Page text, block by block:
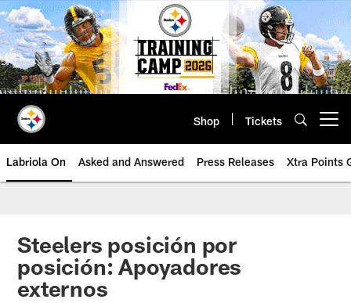
Skip
to
main
content
Shop Tickets
Labriola On Asked and Answered Press Releases Xtra Points
Steelers posición por
posición: Apoyadores
externos